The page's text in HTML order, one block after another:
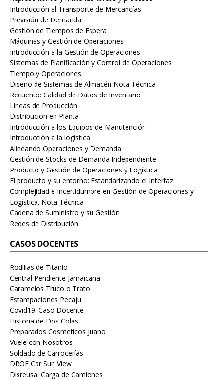
Introducción al Transporte de Mercancías
Previsión de Demanda
Gestión de Tiempos de Espera
Máquinas y Gestión de Operaciones
Introducción a la Gestión de Operaciones
Sistemas de Planificación y Control de Operaciones
Tiempo y Operaciones
Diseño de Sistemas de Almacén Nota Técnica
Recuento: Calidad de Datos de Inventario
Líneas de Producción
Distribución en Planta
Introducción a los Equipos de Manutención
Introducción a la logística
Alineando Operaciones y Demanda
Gestión de Stocks de Demanda Independiente
Producto y Gestión de Operaciones y Logística
El producto y su entorno: Estandarizando el Interfaz
Complejidad e Incertidumbre en Gestión de Operaciones y
Logística. Nota Técnica
Cadena de Suministro y su Gestión
Redes de Distribución
CASOS DOCENTES
Rodillas de Titanio
Central Pendiente Jamaicana
Caramelos Truco o Trato
Estampaciones Pecaju
Covid19. Caso Docente
Historia de Dos Colas
Preparados Cosmeticos Juano
Vuele con Nosotros
Soldado de Carrocerías
DROF Car Sun View
Disreusa. Carga de Camiones